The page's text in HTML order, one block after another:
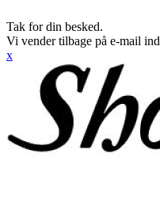
Tak for din besked.
Vi vender tilbage på e-mail
x